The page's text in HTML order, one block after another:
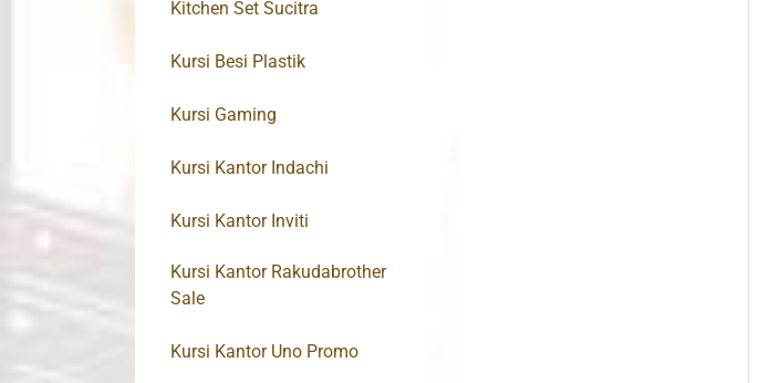
Kitchen Set Sucitra
Kursi Besi Plastik
Kursi Gaming
Kursi Kantor Indachi
Kursi Kantor Inviti
Kursi Kantor Rakudabrother
Sale
Kursi Kantor Uno Promo